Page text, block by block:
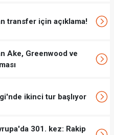
transfer için açıklama!
Ake, Greenwood ve
ikinci tur başlıyor
301. kez: Rakip